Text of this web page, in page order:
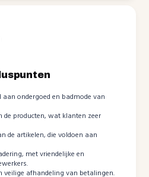
ondergoed en badmode van
de producten, wat klanten zeer
de artikelen, die voldoen aan
met vriendelijke en
veilige afhandeling van betalingen.